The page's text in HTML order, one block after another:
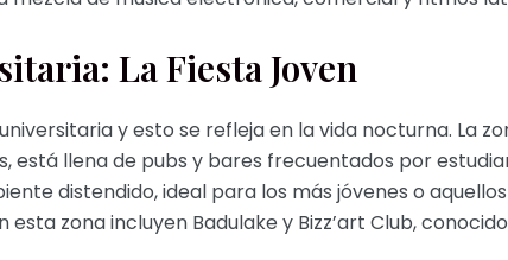
La Fiesta Joven
y esto se refleja en la vida nocturna. La
está llena de pubs y bares frecuentados por
distendido, ideal para los más jóvenes o
zona incluyen Badulake y Bizz’art Club,